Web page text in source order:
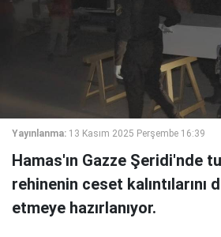
Yayınlanma: 13 Kasım 2025 Perşembe 16:39
Hamas'ın Gazze Şeridi'nde
rehinenin ceset kalıntılarını
etmeye hazırlanıyor.